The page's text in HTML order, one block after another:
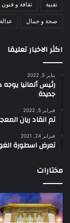
تقنية ثقافة و فنون
صحة و جمال
اكثر الاخبار تعليقا
يناير 5, 2022
رئيس ألمانيا
جديدة
فبراير 5, 2022
تم انقاد ريان
فبراير 24, 2021
تعرض اسطورة
مختارات